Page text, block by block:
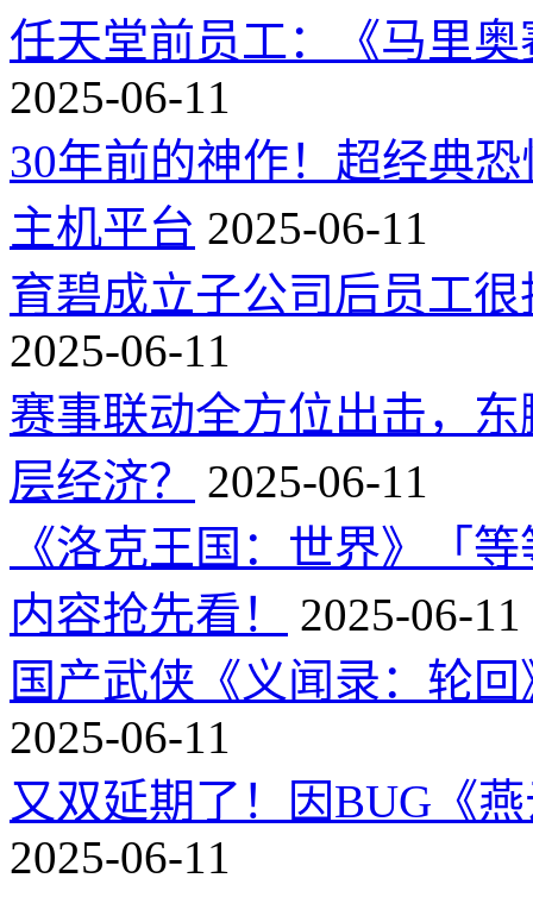
任天堂前员工：《马里
2025-06-11
30年前的神作！超经典
主机平台 2025-06-11
育碧成立子公司后员工
2025-06-11
赛事联动全方位出击，
层经济？
2025-06-11
《洛克王国：世界》「
内容抢先看！
2025-06-11
国产武侠《义闻录：轮
2025-06-11
又双延期了！因BUG《
2025-06-11